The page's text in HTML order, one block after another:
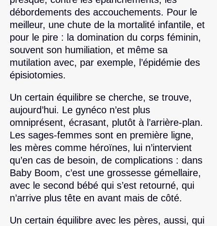
débordements des accouchements. Pour le
meilleur, une chute de la mortalité infantile, et
pour le pire : la domination du corps féminin,
souvent son humiliation, et même sa
mutilation avec, par exemple, l’épidémie des
épisiotomies.
Un certain équilibre se cherche, se trouve,
aujourd’hui. Le gynéco n’est plus
omniprésent, écrasant, plutôt à l’arrière-plan.
Les sages-femmes sont en première ligne,
les mères comme héroïnes, lui n’intervient
qu’en cas de besoin, de complications : dans
Baby Boom, c’est une grossesse gémellaire,
avec le second bébé qui s’est retourné, qui
n’arrive plus tête en avant mais de côté.
Un certain équilibre avec les pères, aussi, qui